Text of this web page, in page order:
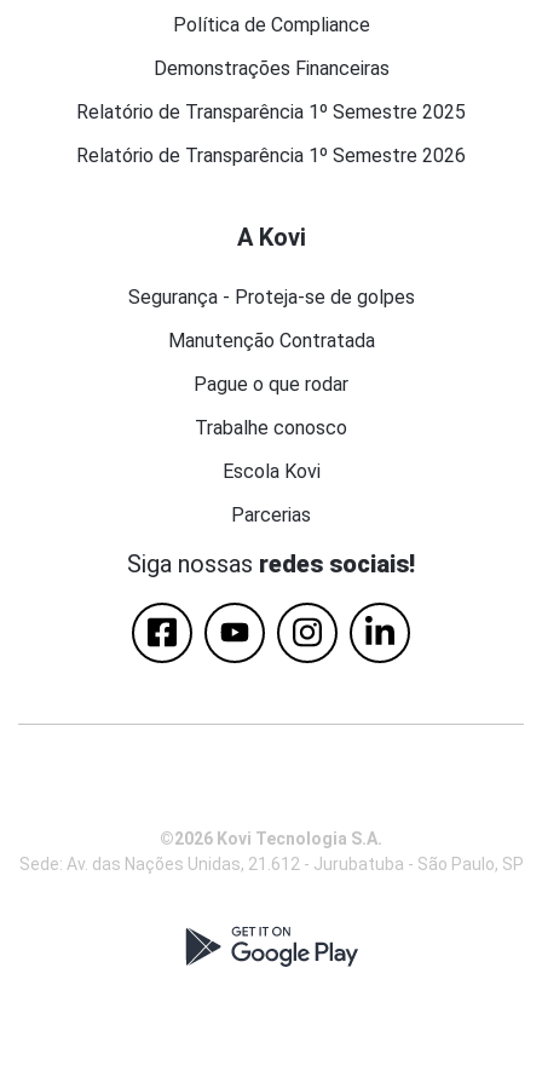
Política de Compliance
Demonstrações Financeiras
Relatório de Transparência 1º Semestre 2025
Relatório de Transparência 1º Semestre 2026
A Kovi
Segurança - Proteja-se de golpes
Manutenção Contratada
Pague o que rodar
Trabalhe conosco
Escola Kovi
Parcerias
Siga nossas redes sociais!
©2026 Kovi Tecnologia S.A.
Sede: Av. das Nações Unidas, 21.612 - Jurubatuba - São Paulo, SP